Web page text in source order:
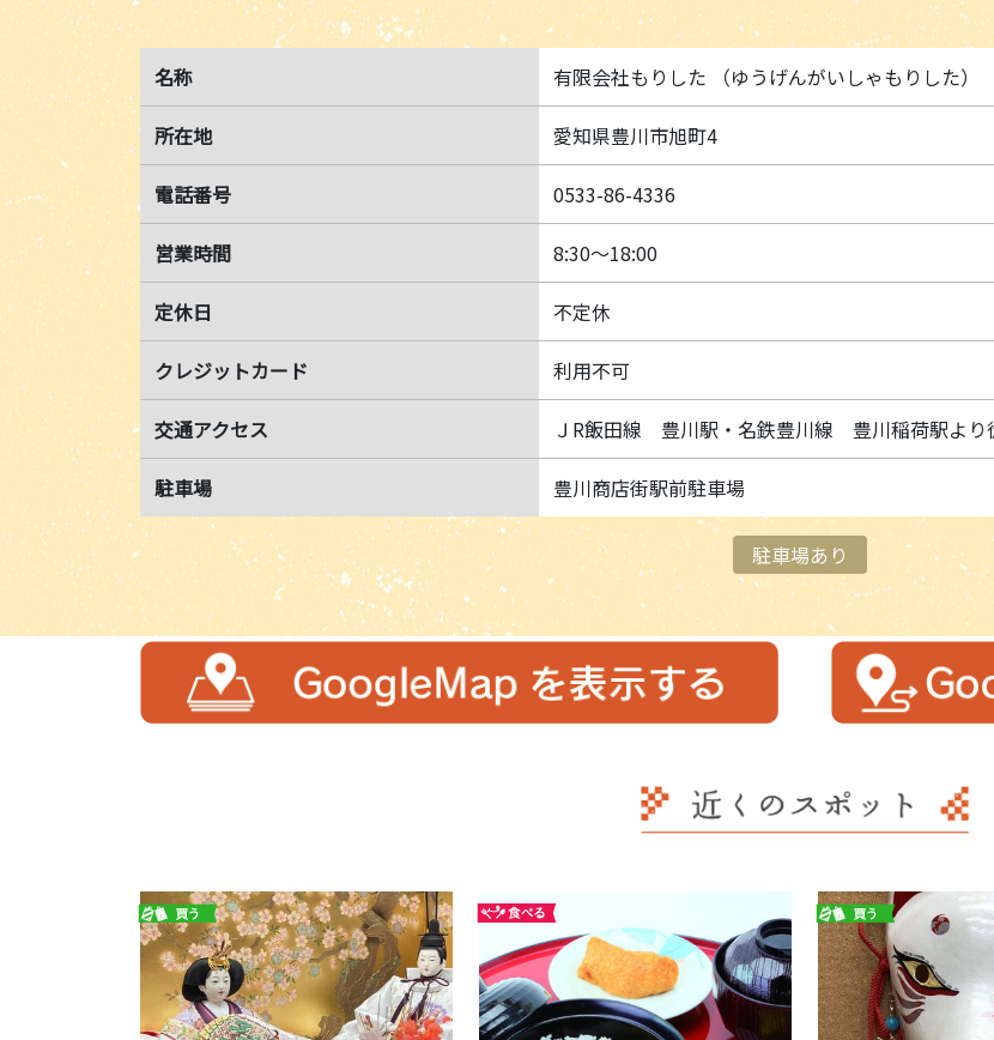
名称 有限会社もりした （ゆうげんがいしゃもりした）
所在地 愛知県豊川市旭町4
電話番号 0533-86-4336
営業時間 8:30～18:00
定休日 不定休
クレジットカード 利用不可
交通アクセス ＪR飯田線 豊川駅・名鉄豊川線 豊川稲荷駅より
駐車場 豊川商店街駅前駐車場
駐車場あり